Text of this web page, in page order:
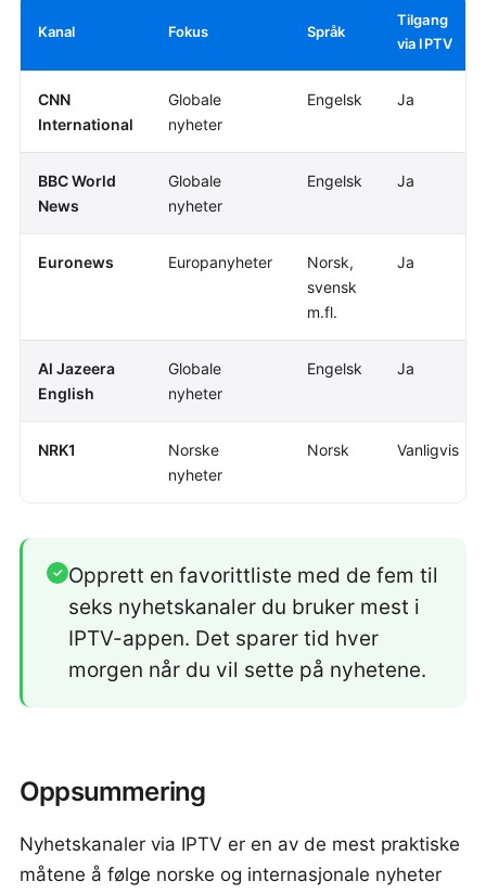
Kanal Fokus Språk
Tilgang
via IPTV
CNN
International
Globale
nyheter
Engelsk Ja
BBC World
News
Globale
nyheter
Engelsk Ja
Euronews Europanyheter
Norsk,
svensk
m.fl.
Ja
Al Jazeera
English
Globale
nyheter
Engelsk Ja
NRK1
Norske
nyheter
Norsk Vanligvis
✓ Opprett en favorittliste med de fem til
seks nyhetskanaler du bruker mest i
IPTV-appen. Det sparer tid hver
morgen når du vil sette på nyhetene.
Oppsummering
Nyhetskanaler via IPTV er en av de mest praktiske
måtene å følge norske og internasjonale nyheter